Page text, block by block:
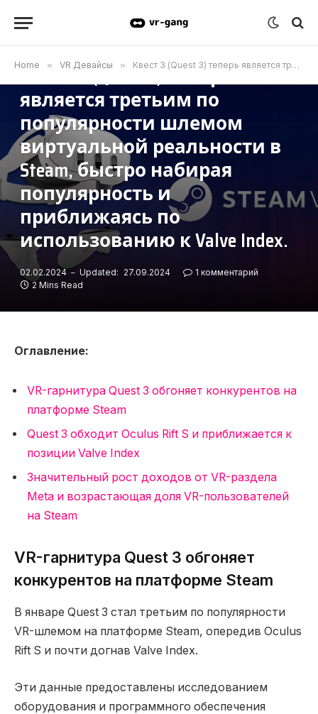
Home » VR Девайсы » Квест 3 (Quest 3) теперь является третьим по популярности шлемом виртуальной реальности в Steam, быстро набирая популярность и приближаясь по использованию к Valve Index.
Квест 3 (Quest 3) теперь
является третьим по
популярности шлемом
виртуальной реальности в
Steam, быстро набирая
популярность и
приближаясь по
использованию к Valve Index.
02.02.2024 Updated: 27.09.2024
1 комментарий
2 Mins Read
Оглавление:
VR-гарнитура Quest 3 обгоняет конкурентов на
платформе Steam
Quest 3 обходит Oculus Rift S и приближается к
позиции Valve Index
Значительный рост доходов от VR-раздела
Meta и возрастающая доля VR-пользователей
на Steam
VR-гарнитура Quest 3 обгоняет
конкурентов на платформе Steam
В январе Quest 3 стал третьим по популярности
VR-шлемом на платформе Steam, опередив Oculus
Rift S и почти догнав Valve Index.
Эти данные предоставлены исследованием
оборудования и программного обеспечения